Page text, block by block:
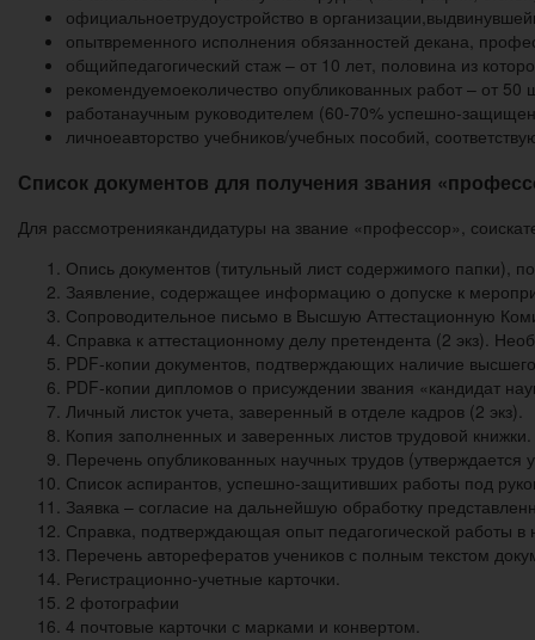
официальноетрудоустройство в
опытвременного исполнения обязанностей декана,
общийпедагогический стаж – от 10 лет, половина из
рекомендуемоеколичество опубликованных работ – от 50
работанаучным руководителем (60-70% успешно-
личноеавторство учебников/учебных пособий,
Список документов для получения звания
Для рассмотрениякандидатуры на звание «профессор»,
Опись документов (титульный лист содержимого папки),
Заявление, содержащее информацию о допуске к
Сопроводительное письмо в Высшую Аттестационную
Справка к аттестационному делу претендента (2 экз).
PDF-копии документов, подтверждающих наличие
PDF-копии дипломов о присуждении звания «кандидат
Личный листок учета, заверенный в отделе кадров (2 экз).
Копия заполненных и заверенных листов трудовой
Перечень опубликованных научных трудов (утверждается
Список аспирантов, успешно-защитивших работы под
Заявка – согласие на дальнейшую обработку
Справка, подтверждающая опыт педагогической работы в
Перечень авторефератов учеников с полным текстом
Регистрационно-учетные карточки.
2 фотографии
4 почтовые карточки с марками и конвертом.